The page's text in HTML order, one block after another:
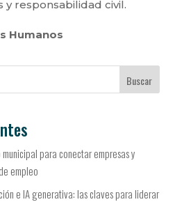
y responsabilidad civil.
Humanos
Buscar
para conectar empresas y
empleo
e IA generativa: las claves para liderar